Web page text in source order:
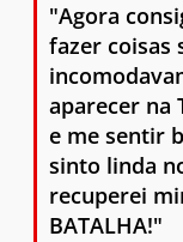
"Agora
fazer coisas
aparecer na
e me sentir
sinto linda
recuperei
BATALHA!"